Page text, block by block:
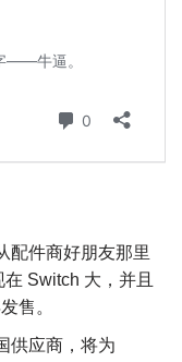
配件商好朋友那里
Switch 大，并且
售。
供应商，将为